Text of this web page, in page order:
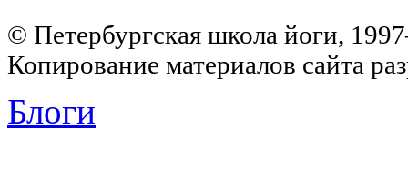
© Петербургская школа йоги,
Копирование материалов сайта
Блоги